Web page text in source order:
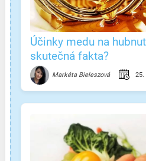
Účinky medu na
skutečná fakta?
Markéta Bieleszová 25.